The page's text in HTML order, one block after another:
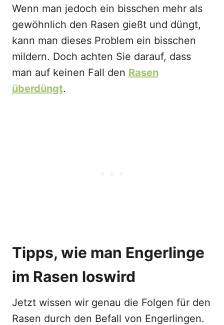
Wenn man jedoch ein bisschen mehr als
gewöhnlich den Rasen gießt und düngt,
kann man dieses Problem ein bisschen
mildern. Doch achten Sie darauf, dass
man auf keinen Fall den Rasen
überdüngt.
Tipps, wie man Engerlinge
im Rasen loswird
Jetzt wissen wir genau die Folgen für den
Rasen durch den Befall von Engerlingen.